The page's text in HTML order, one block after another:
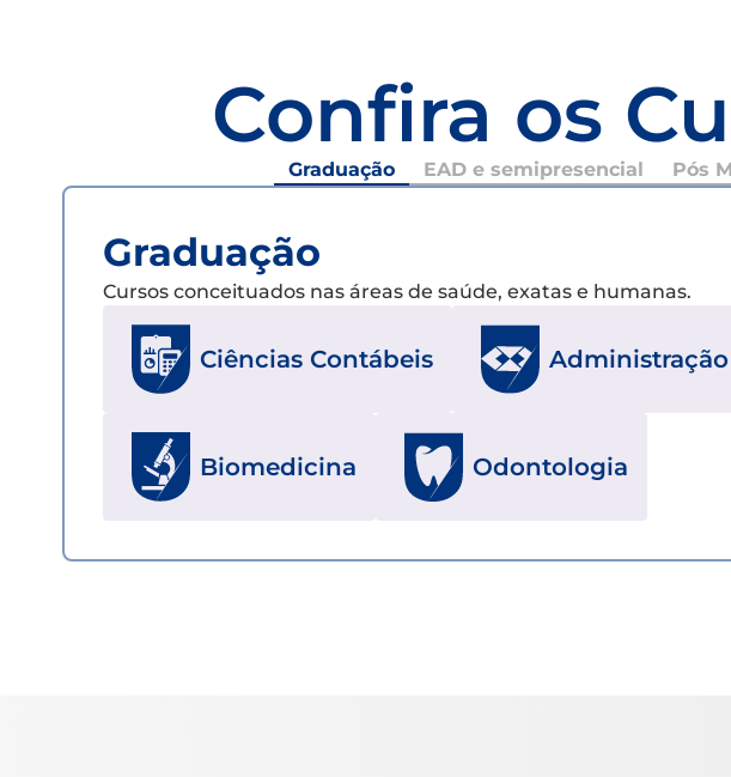
Confira os
Graduação EAD e semipresencial Pós
Graduação
Cursos conceituados nas áreas de saúde, exatas e humanas.
Ciências Contábeis Administração
Biomedicina Odontologia